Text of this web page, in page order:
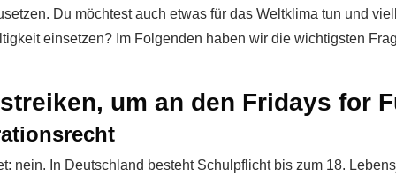
Du möchtest auch etwas für das Weltklima tun und
einsetzen? Im Folgenden haben wir die wichtigsten
um an den Fridays for
nein. In Deutschland besteht Schulpflicht bis zum 18.